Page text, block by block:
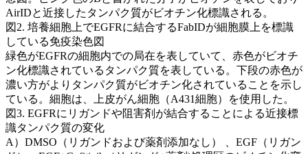
AirIDと近接したタンパク質がビオチン化標識される。
図2. 培養細胞上でEGFRに結合するFabIDが細胞膜上を標識
している免疫染色図
緑色がEGFRの細胞内での局在を表していて、赤色がビオチ
ン化標識されているタンパク質を表している。下段の赤色が
濃い方がよりタンパク質がビオチン化されていることを示し
ている。細胞は、上皮がん細胞（A431細胞）を使用した。
図3. EGFRにリガンドや阻害剤が結合することによる近接標
識タンパク質の変化
A）DMSO（リガンドおよび薬剤添加なし） 、EGF（リガン